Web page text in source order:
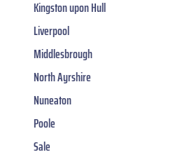
Kingston upon Hull
Liverpool
Middlesbrough
North Ayrshire
Nuneaton
Poole
Sale